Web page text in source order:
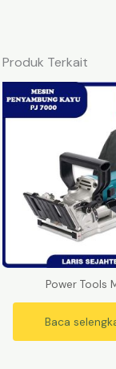
Produk Terkait
Power Tools
Baca